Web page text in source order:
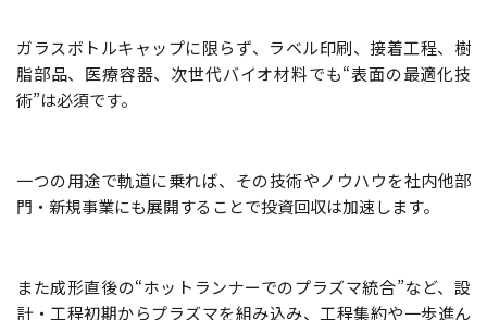
ガラスボトルキャップに限らず、ラベル印刷、接着工程、樹
脂部品、医療容器、次世代バイオ材料でも“表面の最適化技
術”は必須です。
一つの用途で軌道に乗れば、その技術やノウハウを社内他部
門・新規事業にも展開することで投資回収は加速します。
また成形直後の“ホットランナーでのプラズマ統合”など、設
計・工程初期からプラズマを組み込み、工程集約や一歩進ん